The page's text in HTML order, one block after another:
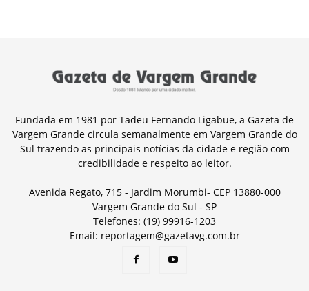
Fundada em 1981 por Tadeu Fernando Ligabue, a Gazeta de
Vargem Grande circula semanalmente em Vargem Grande do
Sul trazendo as principais notícias da cidade e região com
credibilidade e respeito ao leitor.
Avenida Regato, 715 - Jardim Morumbi- CEP 13880-000
Vargem Grande do Sul - SP
Telefones: (19) 99916-1203
Email: reportagem@gazetavg.com.br